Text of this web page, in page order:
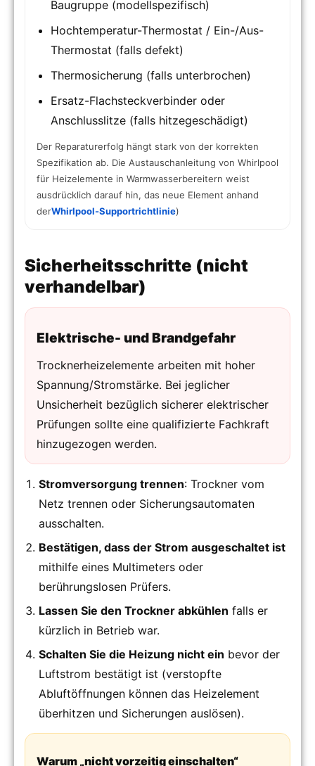
Baugruppe (modellspezifisch)
Hochtemperatur-Thermostat / Ein-/Aus-
Thermostat (falls defekt)
Thermosicherung (falls unterbrochen)
Ersatz-Flachsteckverbinder oder
Anschlusslitze (falls hitzegeschädigt)
Der Reparaturerfolg hängt stark von der korrekten
Spezifikation ab. Die Austauschanleitung von Whirlpool
für Heizelemente in Warmwasserbereitern weist
ausdrücklich darauf hin, das neue Element anhand
derWhirlpool-Supportrichtlinie)
Sicherheitsschritte (nicht
verhandelbar)
Elektrische- und Brandgefahr
Trocknerheizelemente arbeiten mit hoher
Spannung/Stromstärke. Bei jeglicher
Unsicherheit bezüglich sicherer elektrischer
Prüfungen sollte eine qualifizierte Fachkraft
hinzugezogen werden.
Stromversorgung trennen: Trockner vom
Netz trennen oder Sicherungsautomaten
ausschalten.
Bestätigen, dass der Strom ausgeschaltet ist
mithilfe eines Multimeters oder
berührungslosen Prüfers.
Lassen Sie den Trockner abkühlen falls er
kürzlich in Betrieb war.
Schalten Sie die Heizung nicht ein bevor der
Luftstrom bestätigt ist (verstopfte
Abluftöffnungen können das Heizelement
überhitzen und Sicherungen auslösen).
Warum „nicht vorzeitig einschalten“